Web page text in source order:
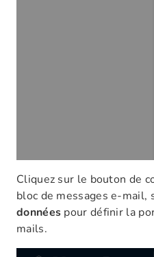
Cliquez sur le bouton de
bloc de messages e-mail,
données pour définir la
mails.